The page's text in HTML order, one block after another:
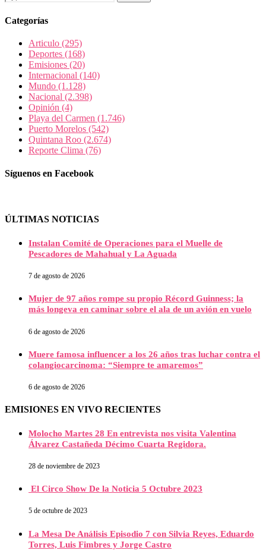
Categorías
Articulo (295)
Deportes (168)
Emisiones (20)
Internacional (140)
Mundo (1.128)
Nacional (2.398)
Opinión (4)
Playa del Carmen (1.746)
Puerto Morelos (542)
Quintana Roo (2.674)
Reporte Clima (76)
Síguenos en Facebook
ÚLTIMAS NOTICIAS
Instalan Comité de Operaciones para el Muelle de
Pescadores de Mahahual y La Aguada
7 de agosto de 2026
Mujer de 97 años rompe su propio Récord Guinness; la
más longeva en caminar sobre el ala de un avión en vuelo
6 de agosto de 2026
Muere famosa influencer a los 26 años tras luchar contra el
colangiocarcinoma: “Siempre te amaremos”
6 de agosto de 2026
EMISIONES EN VIVO RECIENTES
Molocho Martes 28 En entrevista nos visita Valentina
Álvarez Castañeda Décimo Cuarta Regidora.
28 de noviembre de 2023
El Circo Show De la Noticia 5 Octubre 2023
5 de octubre de 2023
La Mesa De Análisis Episodio 7 con Silvia Reyes, Eduardo
Torres, Luis Fimbres y Jorge Castro